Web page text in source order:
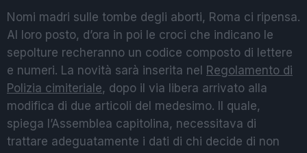
Nomi madri sulle tombe degli aborti, Roma ci ripensa.
Al loro posto, d’ora in poi le croci che indicano le
sepolture recheranno un codice composto di lettere
e numeri. La novità sarà inserita nel Regolamento di
Polizia cimiteriale, dopo il via libera arrivato alla
modifica di due articoli del medesimo. Il quale,
spiega l’Assemblea capitolina, necessitava di
trattare adeguatamente i dati di chi decide di non